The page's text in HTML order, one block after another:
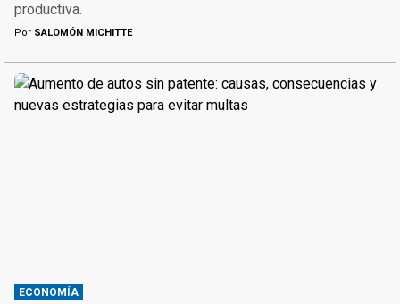
productiva.
Por SALOMÓN MICHITTE
ECONOMÍA